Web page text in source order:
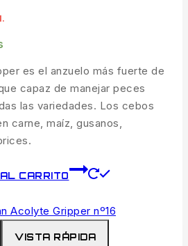
es el anzuelo más fuerte de
capaz de manejar peces
las variedades. Los cebos
carne, maíz, gusanos,
CARRITO
VISTA RÁPIDA